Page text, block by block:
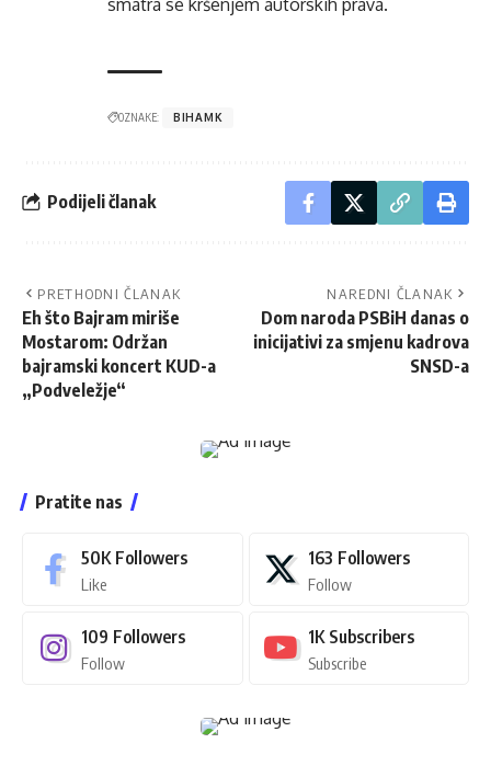
OZNAKE: BIHAMK
Podijeli članak
PRETHODNI ČLANAK
Eh što Bajram miriše
Mostarom: Održan
bajramski koncert KUD-a
„Podveležje“
NAREDNI ČLANAK
Dom naroda PSBiH danas o
inicijativi za smjenu kadrova
SNSD-a
Pratite nas
50K Followers
Like
163 Followers
Follow
109 Followers
Follow
1K Subscribers
Subscribe